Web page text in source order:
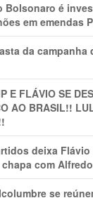
Bolsonaro é
em emendas
da campanha
E FLÁVIO SE
AO BRASIL!!
deixa
com
se